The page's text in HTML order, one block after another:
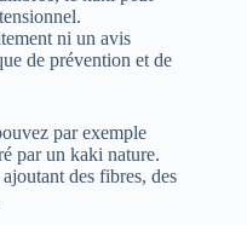
ni un avis
de prévention et de
par exemple
par un kaki nature.
des fibres, des